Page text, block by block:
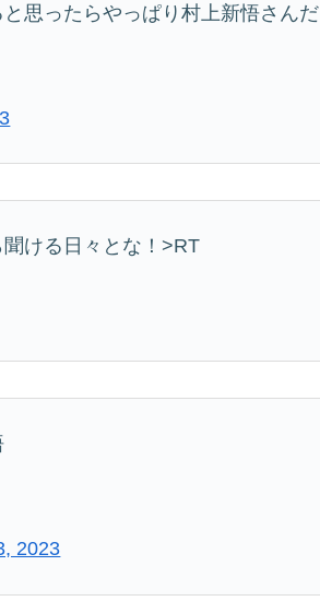
思ったらやっぱり村上新悟さんだ
ける日々とな！>RT
2023